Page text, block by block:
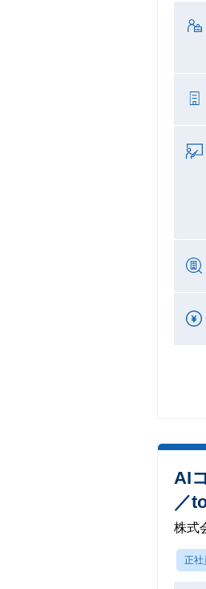
AI
／
株式
正社